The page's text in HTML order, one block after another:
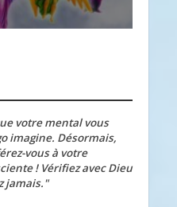
votre mental vous
imagine. Désormais,
vous à votre
! Vérifiez avec Dieu
jamais."